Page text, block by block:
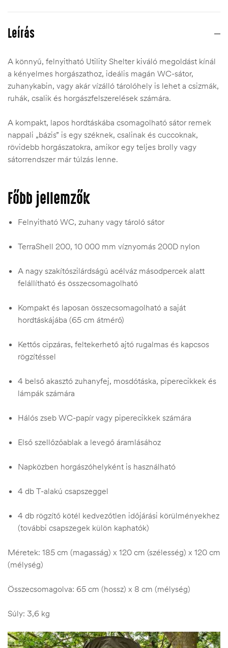
Leírás
A könnyű, felnyitható Utility Shelter kiváló megoldást kínál
a kényelmes horgászathoz, ideális magán WC-sátor,
zuhanykabin, vagy akár vízálló tárolóhely is lehet a csizmák,
ruhák, csalik és horgászfelszerelések számára.
A kompakt, lapos hordtáskába csomagolható sátor remek
nappali „bázis” is egy széknek, csalinak és cuccoknak,
rövidebb horgászatokra, amikor egy teljes brolly vagy
sátorrendszer már túlzás lenne.
Főbb jellemzők
Felnyitható WC, zuhany vagy tároló sátor
TerraShell 200, 10 000 mm víznyomás 200D nylon
A nagy szakítószilárdságú acélváz másodpercek alatt
felállítható és összecsomagolható
Kompakt és laposan összecsomagolható a saját
hordtáskájába (65 cm átmérő)
Kettős cipzáras, feltekerhető ajtó rugalmas és kapcsos
rögzítéssel
4 belső akasztó zuhanyfej, mosdótáska, piperecikkek és
lámpák számára
Hálós zseb WC-papír vagy piperecikkek számára
Első szellőzőablak a levegő áramlásához
Napközben horgászóhelyként is használható
4 db T-alakú csapszeggel
4 db rögzítő kötél kedvezőtlen időjárási körülményekhez
(további csapszegek külön kaphatók)
Méretek: 185 cm (magasság) x 120 cm (szélesség) x 120 cm
(mélység)
Összecsomagolva: 65 cm (hossz) x 8 cm (mélység)
Súly: 3,6 kg